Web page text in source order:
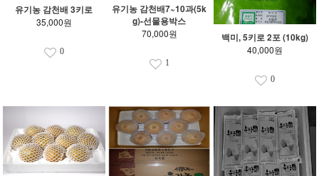
유기농 감천배 3키로
35,000원
0
유기농 감천배7~10과(5k
g)-선물용박스
70,000원
1
백미, 5키로 2포 (10kg)
40,000원
0